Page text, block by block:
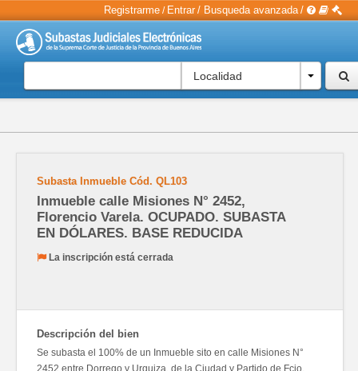
Registrarme / Entrar / Busqueda avanzada /
Localidad
Subasta Inmueble Cód. QL103
Inmueble calle Misiones N° 2452,
Florencio Varela. OCUPADO. SUBASTA
EN DÓLARES. BASE REDUCIDA
La inscripción está cerrada
Descripción del bien
Se subasta el 100% de un Inmueble sito en calle Misiones N°